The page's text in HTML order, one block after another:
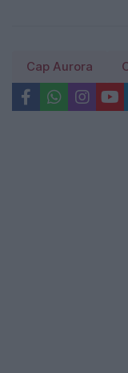
Cap Aurora